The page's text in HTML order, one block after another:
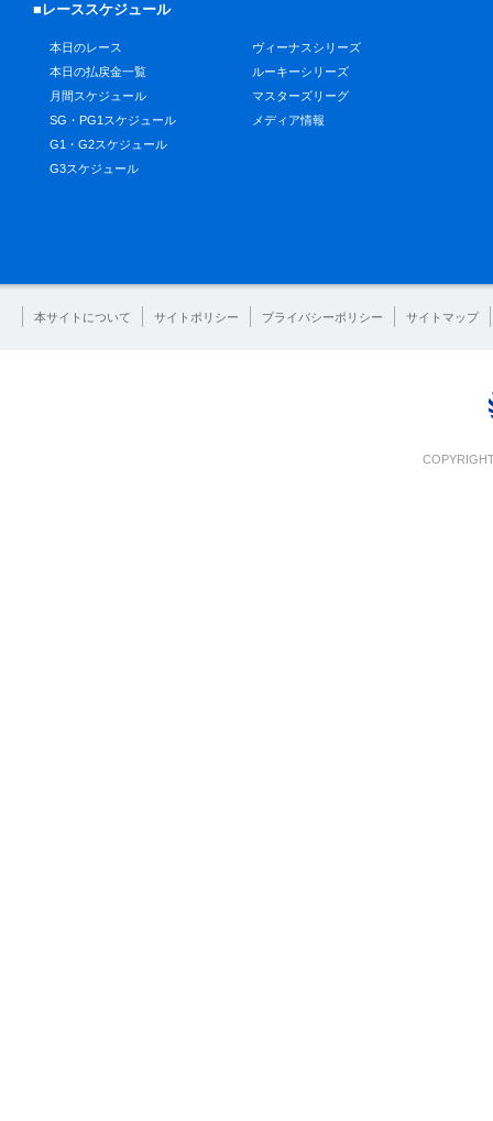
■レーススケジュール
本日のレース
本日の払戻金一覧
月間スケジュール
SG・PG1スケジュール
G1・G2スケジュール
G3スケジュール
ヴィーナスシリーズ
ルーキーシリーズ
マスターズリーグ
メディア情報
本サイトについて サイトポリシー プライバシーポリシー サイトマップ